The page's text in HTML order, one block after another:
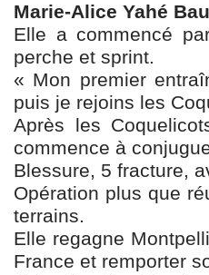
Marie-Alice Yahé
Elle a commencé
perche et sprint.
« Mon premier
puis je rejoins les
Après les
commence à
Blessure, 5 fracture,
Opération plus que
terrains.
Elle regagne
France et remporter